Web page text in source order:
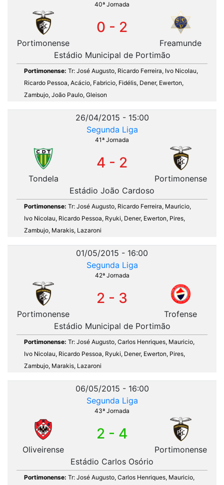
40ª Jornada
Portimonense
0 - 2
Freamunde
Estádio Municipal de Portimão
Portimonense: Tr: José Augusto, Ricardo Ferreira, Ivo Nicolau,
Ricardo Pessoa, Acácio, Fabricio, Fidélis, Dener, Ewerton,
Zambujo, João Paulo, Gleison
26/04/2015 - 15:00
Segunda Liga
41ª Jornada
Tondela
4 - 2
Portimonense
Estádio João Cardoso
Portimonense: Tr: José Augusto, Ricardo Ferreira, Mauricio,
Ivo Nicolau, Ricardo Pessoa, Ryuki, Dener, Ewerton, Pires,
Zambujo, Marakis, Lazaroni
01/05/2015 - 16:00
Segunda Liga
42ª Jornada
Portimonense
2 - 3
Trofense
Estádio Municipal de Portimão
Portimonense: Tr: José Augusto, Carlos Henriques, Mauricio,
Ivo Nicolau, Ricardo Pessoa, Ryuki, Dener, Ewerton, Pires,
Zambujo, Marakis, Lazaroni
06/05/2015 - 16:00
Segunda Liga
43ª Jornada
Oliveirense
2 - 4
Portimonense
Estádio Carlos Osório
Portimonense: Tr: José Augusto, Carlos Henriques, Mauricio,